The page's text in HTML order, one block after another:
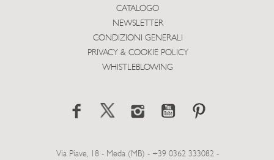
CATALOGO
NEWSLETTER
CONDIZIONI GENERALI
PRIVACY & COOKIE POLICY
WHISTLEBLOWING
Via Piave, 18 - Meda (MB) - +39 0362 333082 -